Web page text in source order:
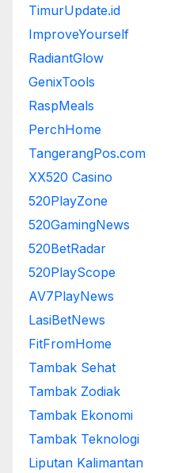
TimurUpdate.id
ImproveYourself
RadiantGlow
GenixTools
RaspMeals
PerchHome
TangerangPos.com
XX520 Casino
520PlayZone
520GamingNews
520BetRadar
520PlayScope
AV7PlayNews
LasiBetNews
FitFromHome
Tambak Sehat
Tambak Zodiak
Tambak Ekonomi
Tambak Teknologi
Liputan Kalimantan